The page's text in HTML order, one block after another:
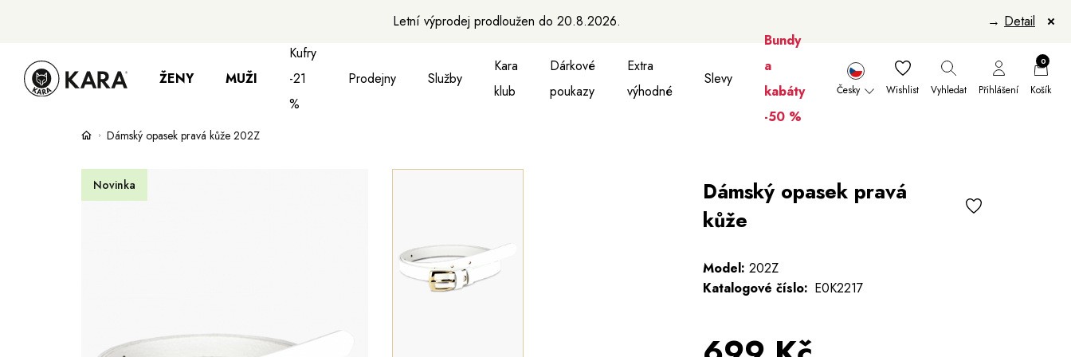
Letní výprodej prodloužen do 20.8.2026. → Detail
ŽENY
Bundy, kabáty a saka
MUŽI
Kufry
-21
%
Prodejny Služby
Kara
klub
Dárkové
poukazy
Extra
výhodné
Slevy
Bundy
a
kabáty
-50 %
Česky Wishlist Vyhledat Přihlášení
0
Košík
Dámský opasek pravá kůže 202Z
Novinka
Dámský opasek pravá
kůže
Model: 202Z
Katalogové číslo: E0K2217